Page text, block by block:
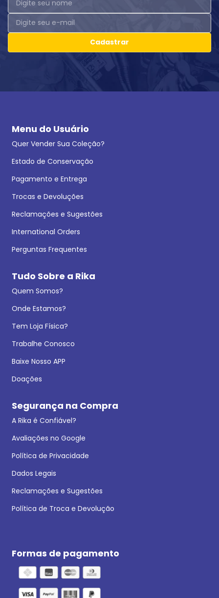
Cadastrar
Menu do Usuário
Quer Vender Sua Coleção?
Estado de Conservação
Pagamento e Entrega
Trocas e Devoluções
Reclamações e Sugestões
International Orders
Perguntas Frequentes
Tudo Sobre a Rika
Quem Somos?
Onde Estamos?
Tem Loja Física?
Trabalhe Conosco
Baixe Nosso APP
Doações
Segurança na Compra
A Rika é Confiável?
Avaliações no Google
Política de Privacidade
Dados Legais
Reclamações e Sugestões
Política de Troca e Devolução
Formas de pagamento